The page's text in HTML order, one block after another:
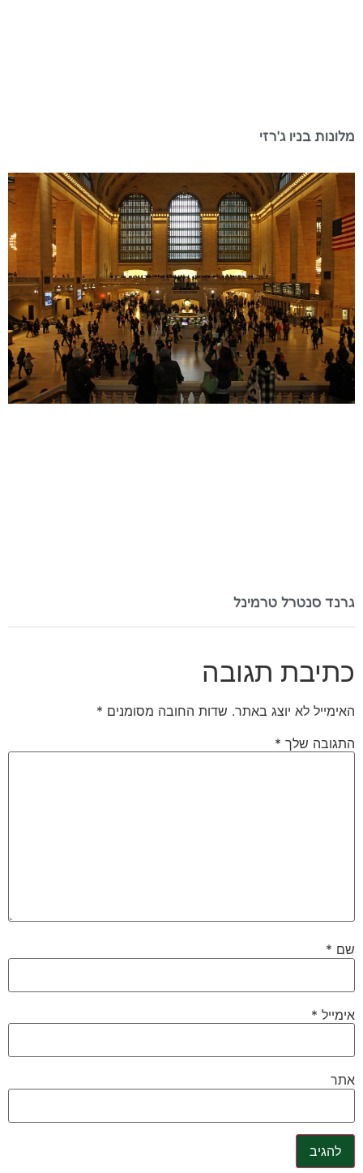
מלונות בניו ג'רזי
גרנד סנטרל טרמינל
כתיבת תגובה
האימייל לא יוצג באתר. שדות החובה מסומנים *
התגובה שלך *
שם *
אימייל *
אתר